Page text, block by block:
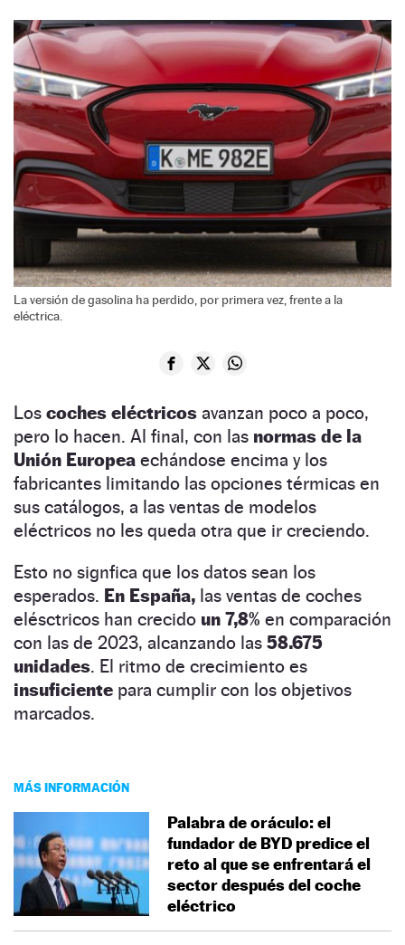
La versión de gasolina ha perdido, por primera vez, frente a la
eléctrica.
Los coches eléctricos avanzan poco a poco,
pero lo hacen. Al final, con las normas de la
Unión Europea echándose encima y los
fabricantes limitando las opciones térmicas en
sus catálogos, a las ventas de modelos
eléctricos no les queda otra que ir creciendo.
Esto no signfica que los datos sean los
esperados. En España, las ventas de coches
elésctricos han crecido un 7,8% en comparación
con las de 2023, alcanzando las 58.675
unidades. El ritmo de crecimiento es
insuficiente para cumplir con los objetivos
marcados.
MÁS INFORMACIÓN
Palabra de oráculo: el
fundador de BYD predice el
reto al que se enfrentará el
sector después del coche
eléctrico